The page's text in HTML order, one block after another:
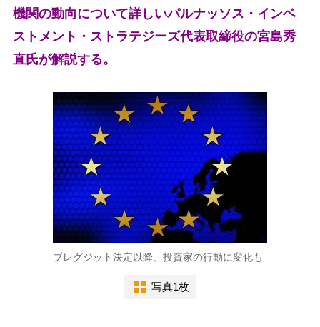
機関の動向について詳しいパルナッソス・インベ
ストメント・ストラテジーズ代表取締役の宮島秀
直氏が解説する。
ブレグジット決定以降、投資家の行動に変化も
写真1枚